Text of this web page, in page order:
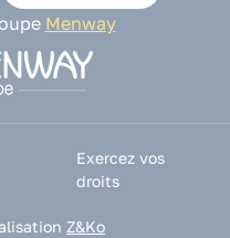
Menway
Exercez vos
droits
Z&Ko